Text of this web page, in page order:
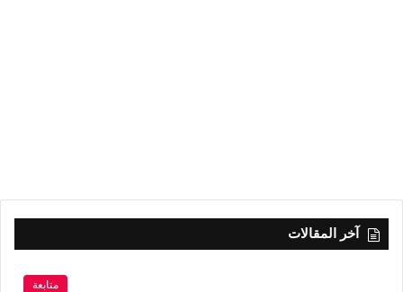
آخر المقالات
متابعة